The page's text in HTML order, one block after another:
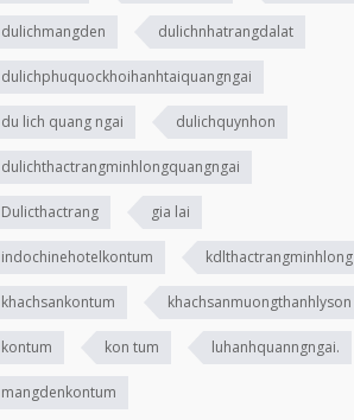
dulichmangden dulichnhatrangdalat
dulichphuquockhoihanhtaiquangngai
du lich quang ngai dulichquynhon
dulichthactrangminhlongquangngai
Dulicthactrang gia lai
indochinehotelkontum kdlthactrangminhlong
khachsankontum khachsanmuongthanhlyson
kontum kon tum luhanhquanngngai.
mangdenkontum